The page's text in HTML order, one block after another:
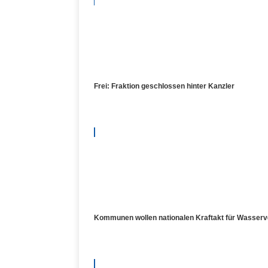
Frei: Fraktion geschlossen hinter Kanzler
Kommunen wollen nationalen Kraftakt für